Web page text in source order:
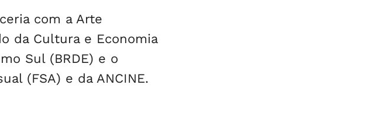
com a Arte
da Cultura e Economia
Sul (BRDE) e o
(FSA) e da ANCINE.